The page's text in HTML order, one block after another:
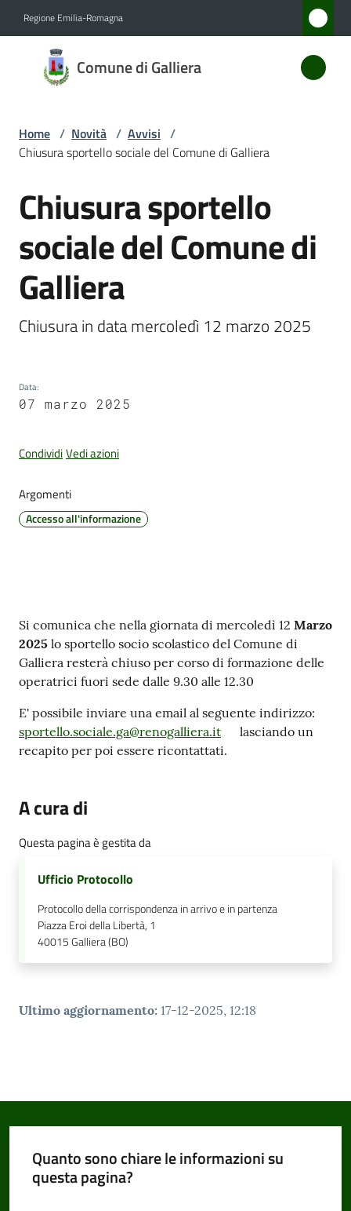
Regione Emilia-Romagna
Comune di Galliera
Comune
di
Novità
Servizi
Vivere
Galliera
Amministrazione
gli
argomenti...
Home / Novità / Avvisi /
Chiusura sportello sociale del Comune di Galliera
Salta al contenuto
Chiusura sportello
sociale del Comune di
Galliera
Chiusura in data mercoledì 12 marzo 2025
Data:
07 marzo 2025
CondividiVedi azioni
Argomenti
Accesso all'informazione
Contenuto
Si comunica che nella giornata di mercoledì 12 Marzo
2025 lo sportello socio scolastico del Comune di
Galliera resterà chiuso per corso di formazione delle
operatrici fuori sede dalle 9.30 alle 12.30
E' possibile inviare una email al seguente indirizzo:
sportello.sociale.ga@renogalliera.it
lasciando un
recapito per poi essere ricontattati.
A cura di
Questa pagina è gestita da
Ufficio Protocollo
Protocollo della corrispondenza in arrivo e in partenza
Piazza Eroi della Libertà, 1
40015Galliera (BO)
Ultimo aggiornamento: 17-12-2025, 12:18
Quanto sono chiare le informazioni su
questa pagina?